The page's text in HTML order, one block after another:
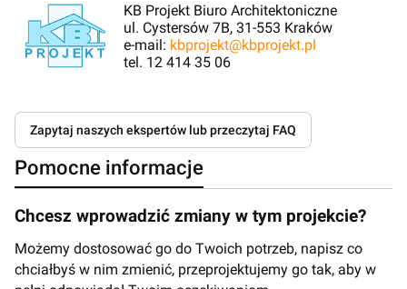
KB Projekt Biuro Architektoniczne
ul. Cystersów 7B, 31-553 Kraków
e-mail: kbprojekt@kbprojekt.pl
tel. 12 414 35 06
Zapytaj naszych ekspertów lub przeczytaj FAQ
Pomocne informacje
Chcesz wprowadzić zmiany w tym projekcie?
Możemy dostosować go do Twoich potrzeb, napisz co
chciałbyś w nim zmienić, przeprojektujemy go tak, aby w